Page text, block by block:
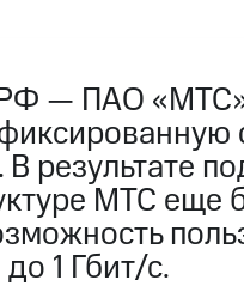
— ПАО «МТС»
результате
МТС еще
1 Гбит/с.